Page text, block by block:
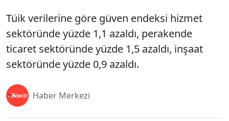
Tüik verilerine göre güven endeksi hizmet
sektöründe yüzde 1,1 azaldı, perakende
ticaret sektöründe yüzde 1,5 azaldı, inşaat
sektöründe yüzde 0,9 azaldı.
Haber Merkezi